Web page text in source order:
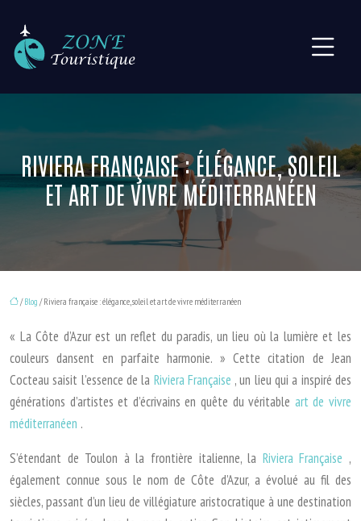
RIVIERA FRANÇAISE : ÉLÉGANCE, SOLEIL
ET ART DE VIVRE MÉDITERRANÉEN
/Blog / Riviera française : élégance, soleil et art de vivre méditerranéen
« La Côte d’Azur est un reflet du paradis, un lieu où la lumière et les
couleurs dansent en parfaite harmonie. » Cette citation de Jean
Cocteau saisit l’essence de la Riviera Française , un lieu qui a inspiré des
générations d’artistes et d’écrivains en quête du véritable art de vivre
méditerranéen .
S’étendant de Toulon à la frontière italienne, la Riviera Française ,
également connue sous le nom de Côte d’Azur, a évolué au fil des
siècles, passant d’un lieu de villégiature aristocratique à une destination